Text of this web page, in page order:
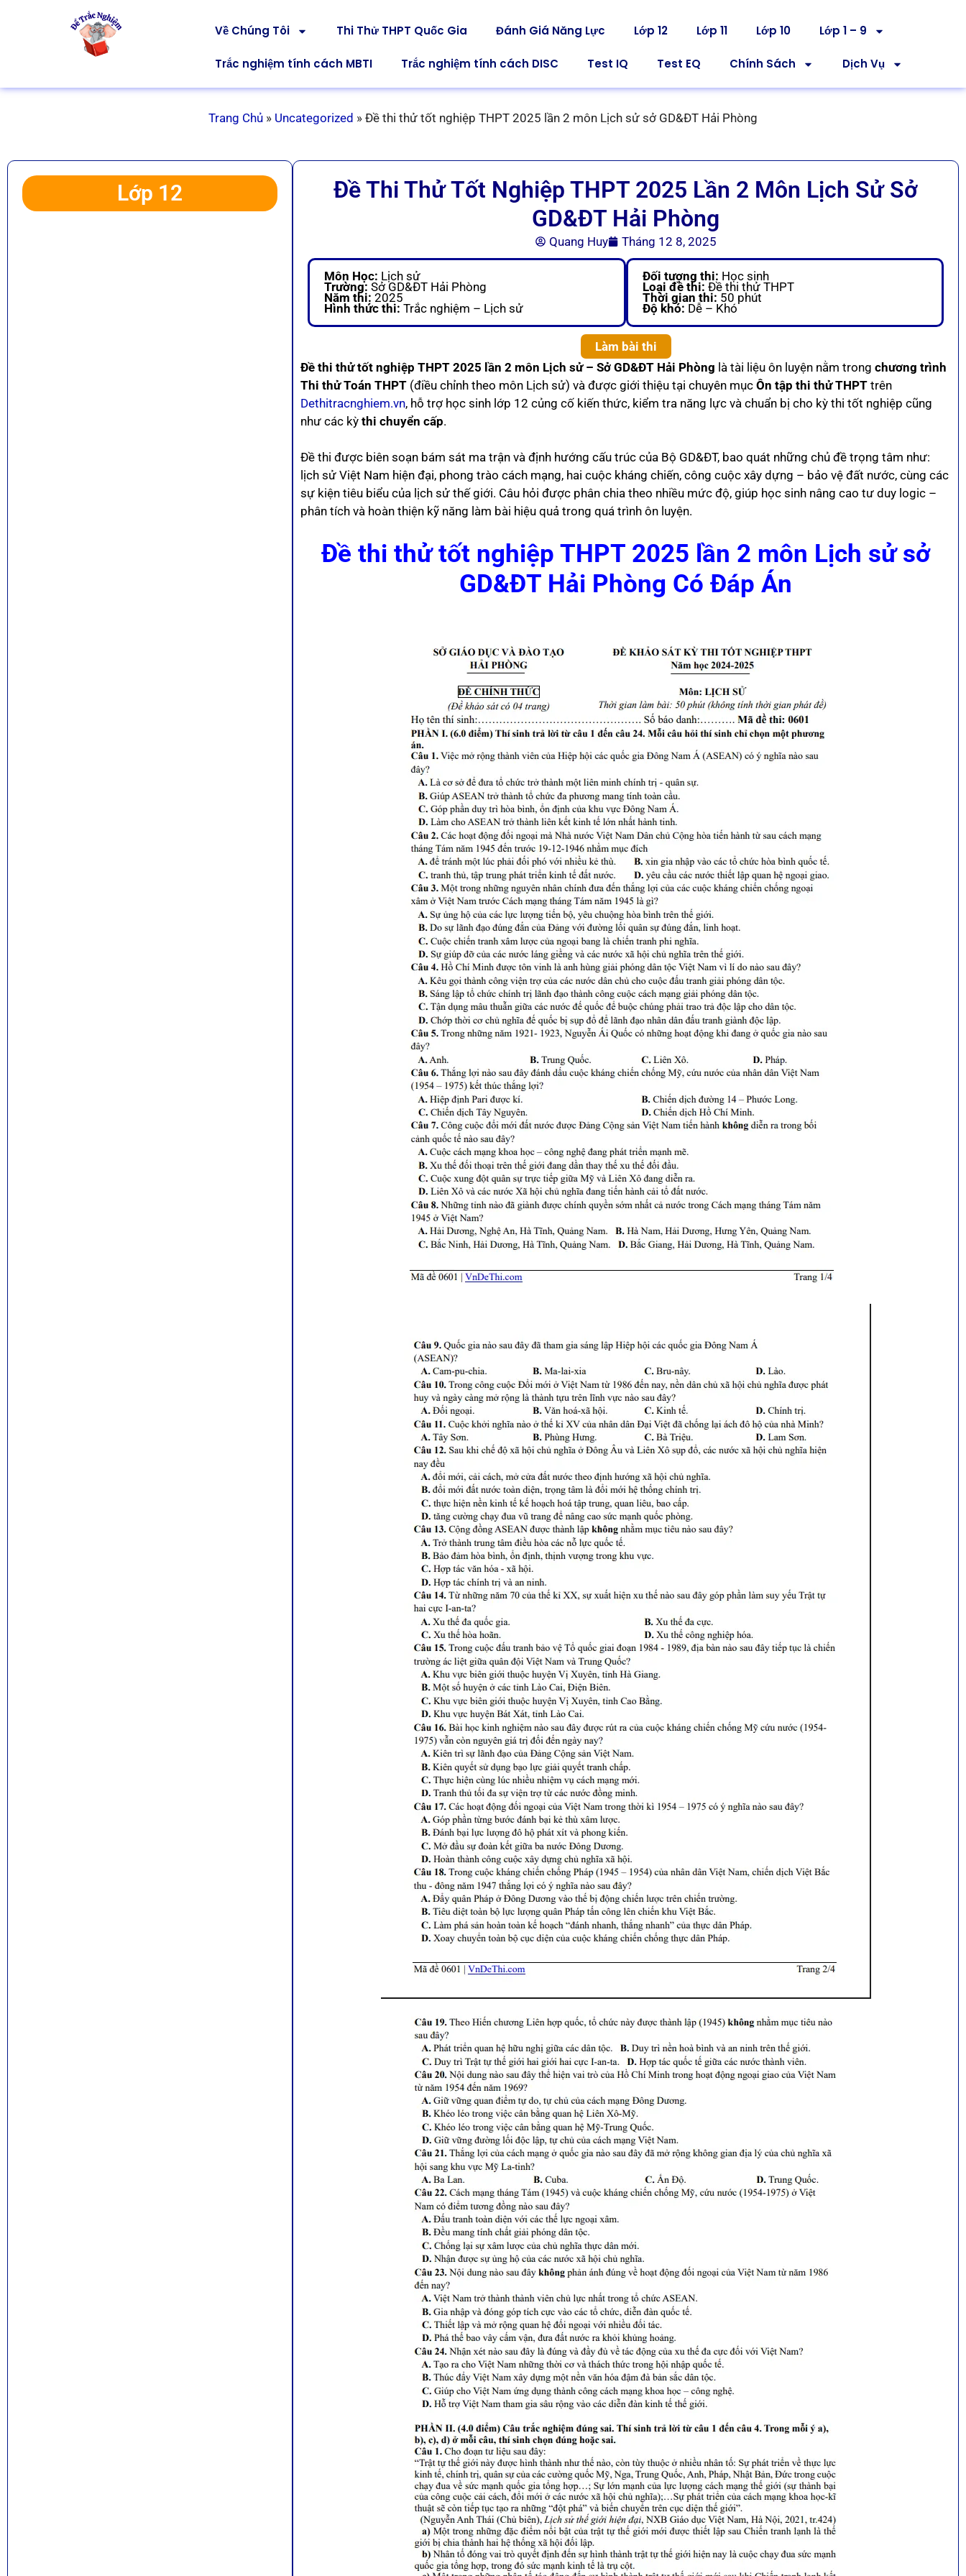
Về Chúng Tôi Thi Thử THPT Quốc Gia Đánh Giá Năng Lực Lớp 12 Lớp 11 Lớp 10 Lớp 1 – 9
Trắc nghiệm tính cách MBTI Trắc nghiệm tính cách DISC Test IQ Test EQ Chính Sách Dịch Vụ
Trang Chủ » Uncategorized » Đề thi thử tốt nghiệp THPT 2025 lần 2 môn Lịch sử sở GD&ĐT Hải Phòng
Lớp 12
Đề Thi Thử Tốt Nghiệp THPT 2025 Lần 2 Môn Lịch Sử Sở
GD&ĐT Hải Phòng
Quang Huy Tháng 12 8, 2025
Môn Học: Lịch sử
Trường: Sở GD&ĐT Hải Phòng
Năm thi:2025
Hình thức thi:Trắc nghiệm – Lịch sử
Đối tượng thi: Học sinh
Loại đề thi: Đề thi thử THPT
Thời gian thi: 50 phút
Độ khó: Dễ – Khó
Làm bài thi
Đề thi thử tốt nghiệp THPT 2025 lần 2 môn Lịch sử – Sở GD&ĐT Hải Phòng là tài liệu ôn luyện nằm trongchương trình
Thi thử Toán THPT (điều chỉnh theo môn Lịch sử) và được giới thiệu tại chuyên mụcÔn tập thi thử THPT trên
Dethitracnghiem.vn, hỗ trợ học sinh lớp 12 củng cố kiến thức, kiểm tra năng lực và chuẩn bị cho kỳ thi tốt nghiệp cũng
như các kỳthi chuyển cấp.
Đề thi được biên soạn bám sát ma trận và định hướng cấu trúc của Bộ GD&ĐT, bao quát những chủ đề trọng tâm như:
lịch sử Việt Nam hiện đại, phong trào cách mạng, hai cuộc kháng chiến, công cuộc xây dựng – bảo vệ đất nước, cùng các
sự kiện tiêu biểu của lịch sử thế giới. Câu hỏi được phân chia theo nhiều mức độ, giúp học sinh nâng cao tư duy logic –
phân tích và hoàn thiện kỹ năng làm bài hiệu quả trong quá trình ôn luyện.
Đề thi thử tốt nghiệp THPT 2025 lần 2 môn Lịch sử sở
GD&ĐT Hải Phòng Có Đáp Án